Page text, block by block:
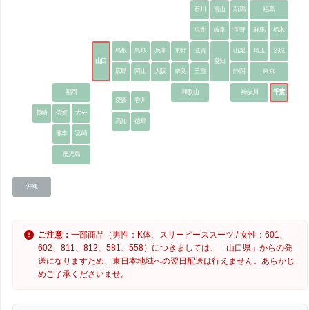
石川 富山 新潟 福島
福井 岐阜 長野 群馬 栃木
山口
島根 鳥取 兵庫 京都
滋賀
愛知
山梨 埼玉 茨城
広島 岡山 大阪 奈良 三重 東京
福岡
愛媛
香川
和歌山
静岡
神奈川 千葉
長崎 佐賀
大分
高知
徳島
熊本
宮崎
鹿児島
沖縄
ご注意：一部商品（男性：K体、スリーピーススーツ / 女性：601、
602、811、812、581、558）につきましては、「山口県」からの発
送になりますため、東日本地域への翌日配送は行えません。あらかじ
めご了承くださいませ。